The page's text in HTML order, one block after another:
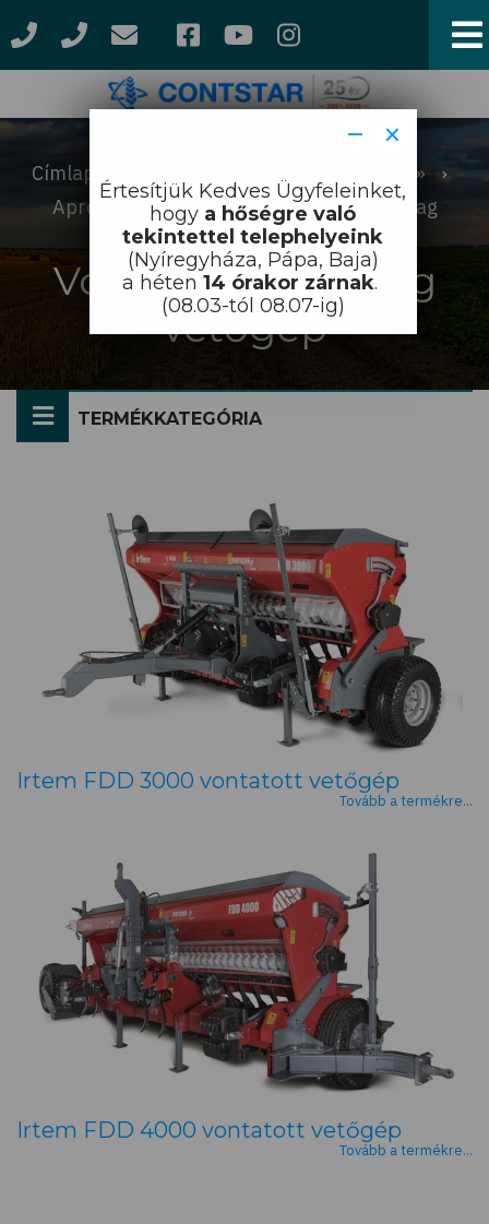
Morzsa
Címlap
Aprómag vetőgép
Vontatott aprómag
vetőgép
Vontatott aprómag
vetőgép
TERMÉKKATEGÓRIA
Irtem FDD 3000 vontatott vetőgép
Tovább a termékre...
Irtem FDD 4000 vontatott vetőgép
Tovább a termékre...
×
−
Értesítjük Kedves Ügyfeleinket,
hogy a hőségre való
tekintettel telephelyeink
(Nyíregyháza, Pápa, Baja)
a héten 14 órakor zárnak.
(08.03-tól 08.07-ig)